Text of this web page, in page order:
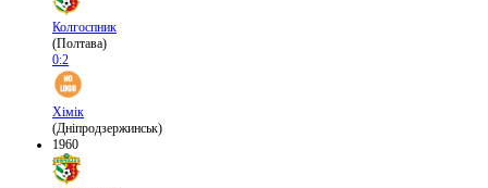
Колгоспник
(Полтава)
0:2
Хімік
(Дніпродзержинськ)
1960